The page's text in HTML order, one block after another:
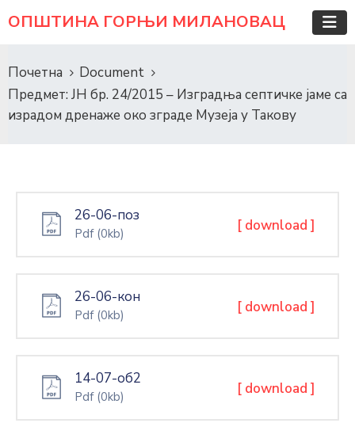
ОПШТИНА ГОРЊИ МИЛАНОВАЦ
Почетна
Document
Предмет: ЈН бр. 24/2015 – Изградња септичке јаме са
израдом дренаже око зграде Музеја у Такову
26-06-поз
Pdf (0kb) [ download ]
26-06-кон
Pdf (0kb) [ download ]
14-07-об2
Pdf (0kb) [ download ]